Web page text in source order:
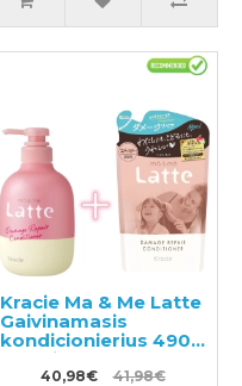
Kracie Ma & Me Latte
Gaivinamasis
kondicionierius 490g
+ papildymas 360g
40,98€ 41,98€